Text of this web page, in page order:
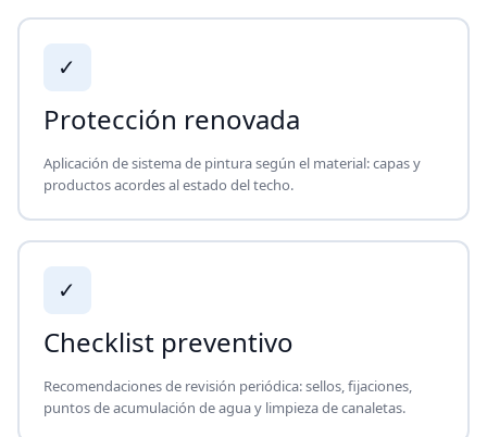
✓
Protección renovada
Aplicación de sistema de pintura según el material: capas y
productos acordes al estado del techo.
✓
Checklist preventivo
Recomendaciones de revisión periódica: sellos, fijaciones,
puntos de acumulación de agua y limpieza de canaletas.